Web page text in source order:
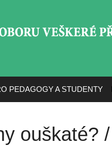
PEDAGOGY A STUDENTY
ouškaté? /